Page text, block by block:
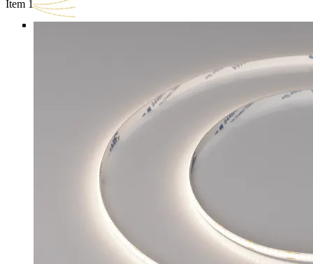
Item 1 of 3